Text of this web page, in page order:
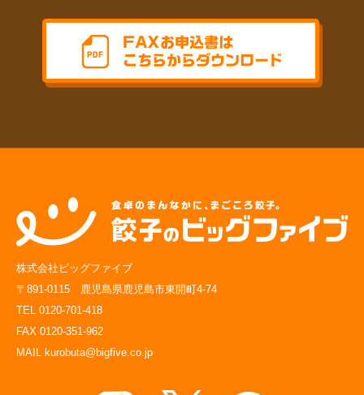
株式会社ビッグファイブ
〒891-0115 鹿児島県鹿児島市東開町4-74
TEL 0120-701-418
FAX 0120-351-962
MAIL kurobuta@bigfive.co.jp